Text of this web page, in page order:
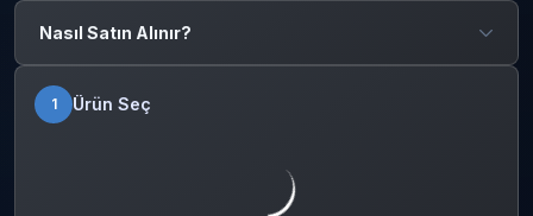
Nasıl Satın Alınır?
1 Ürün Seç